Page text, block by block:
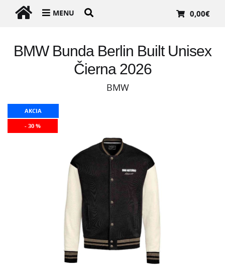
MENU 0,00€
BMW Bunda Berlin Built Unisex
Čierna 2026
BMW
AKCIA
- 30 %